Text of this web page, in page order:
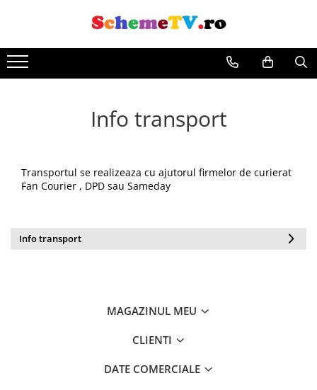
Info transport
Transportul se realizeaza cu ajutorul firmelor de curierat
Fan Courier , DPD sau Sameday
Info transport
MAGAZINUL MEU
CLIENTI
DATE COMERCIALE